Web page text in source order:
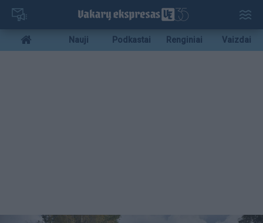
Pereiti
pagrindinį
turinį
Mobile
menu
Nauji Podkastai Renginiai Vaizdai